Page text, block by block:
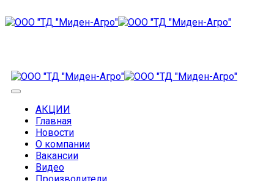
АКЦИИ
Главная
Новости
О компании
Вакансии
Видео